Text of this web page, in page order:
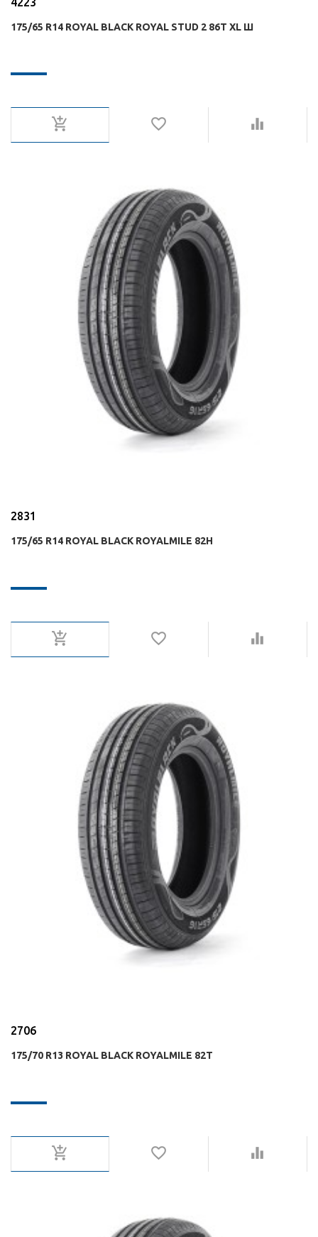
175/65 R14 ROYAL BLACK ROYAL STUD 2 86T XL Ш
2831
175/65 R14 ROYAL BLACK ROYALMILE 82H
2706
175/70 R13 ROYAL BLACK ROYALMILE 82T